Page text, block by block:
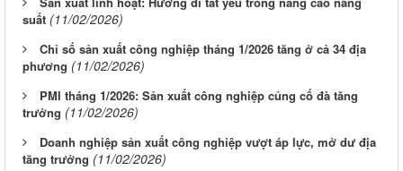
suất (11/02/2026)
Chỉ số sản xuất công nghiệp tháng 1/2026 tăng ở cả 34 địa
phương (11/02/2026)
PMI tháng 1/2026: Sản xuất công nghiệp củng cố đà tăng
trưởng (11/02/2026)
Doanh nghiệp sản xuất công nghiệp vượt áp lực, mở dư địa
tăng trưởng (11/02/2026)